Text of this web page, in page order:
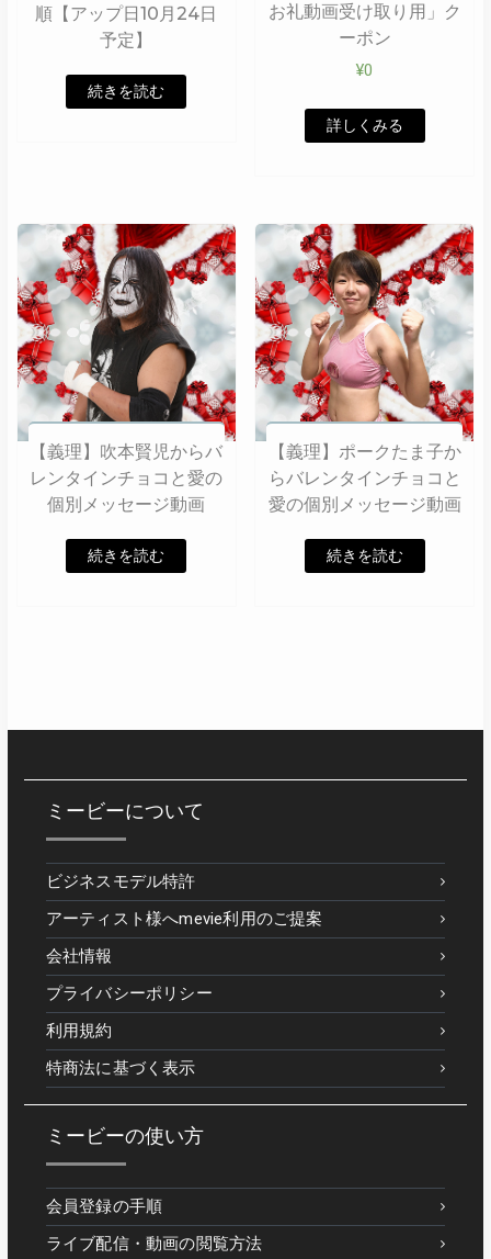
順【アップ日10月24日
予定】
続きを読む
お礼動画受け取り用」ク
ーポン
¥0
詳しくみる
【義理】吹本賢児からバ
レンタインチョコと愛の
個別メッセージ動画
続きを読む
【義理】ポークたま子か
らバレンタインチョコと
愛の個別メッセージ動画
続きを読む
ミービーについて
ビジネスモデル特許
アーティスト様へmevie利用のご提案
会社情報
プライバシーポリシー
利用規約
特商法に基づく表示
ミービーの使い方
会員登録の手順
ライブ配信・動画の閲覧方法